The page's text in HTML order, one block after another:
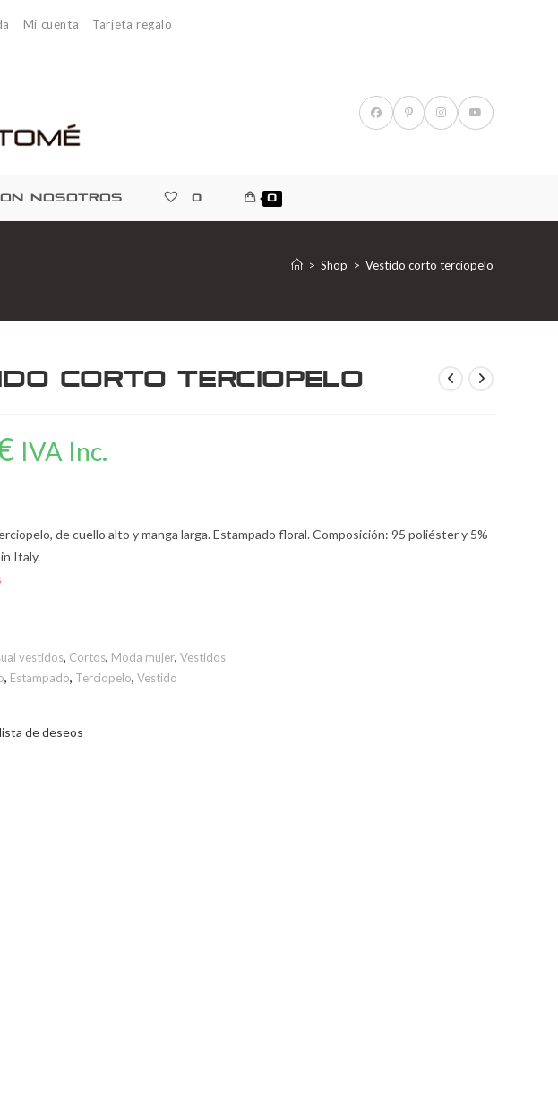
Mi cuenta Tarjeta regalo
NOSOTROS 0 0
> Shop > Vestido corto terciopelo
corto terciopelo
IVA Inc.
de cuello alto y manga larga. Estampado floral. Composición: 95 poliéster y 5%
Italy.
vestidos, Cortos, Moda mujer, Vestidos
, Estampado, Terciopelo, Vestido
de deseos